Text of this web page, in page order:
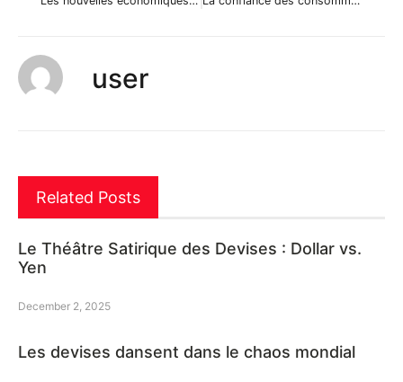
user
Related Posts
Le Théâtre Satirique des Devises : Dollar vs.
Yen
December 2, 2025
Les devises dansent dans le chaos mondial